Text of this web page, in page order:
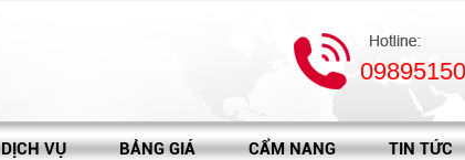
DỊCH VỤ BẢNG GIÁ CẨM NANG TIN TỨC